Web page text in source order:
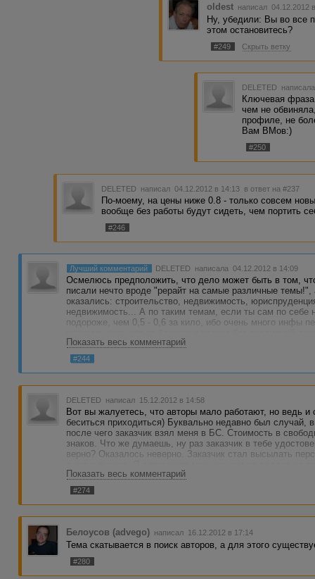
oldest написал 04.12.2012
Ну, убедили: Вы во все
этом остановитесь?
#249 Скрыть ветку
DELETED
Ключевая
чем не
профиле, не
Вам ВМов:)
#250
DELETED написал 04.12.2012 в 14:13 в ответ на #237
По-моему, на цены ниже 0.8 - только совсем
вообще без работы будут сидеть, чем портить
#246
Лучший комментарий DELETED написала 04.12.2012 в 14:09
Осмелюсь предположить, что дело может быть в том,
писали нечто вроде "рерайт на самые различные
оказались: строительство, недвижимость,
недвижимость... А по таким темам, если ты сам по себе
подороже, чем 0,5 - 0,6 за кило, ибо очень много инфы
отрерайченной. Во всяком случае, у меня такая
казалось бы, ну написали бы - "рерайт на темы:
Видимо, считают, что "снять квартиру москва" и "снять
темы, не иначе...
Показать весь комментарий
#244
DELETED написал 15.12.2012 в 14:58
Вот вы жалуетесь, что авторы мало работают, но ведь
беситься приходиться) Буквально недавно был случай,
после чего заказчик взял меня в БС. Стоимость в
знаков. Что же думаешь, ну раз заказчик в тебе
верно? Оказалось неверно. Заказчик стал высылать
низкооплачиваемыми заказами.
Я не говорю что все заказчики такие, но с таким, как бы
неуважением к труду автора, я сталкиваюсь уже не в
Показать весь комментарий
#274
Белоусов (advego) написал 16.12.2012 в 17:14
Тема скатывается в поиск авторов, а для этого
#280